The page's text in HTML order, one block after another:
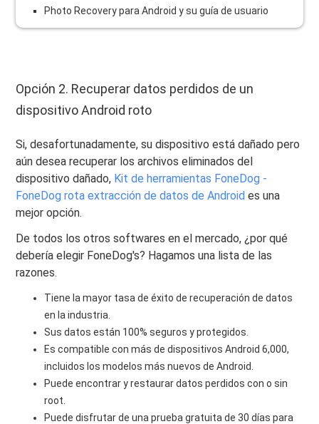
Photo Recovery para Android y su guía de usuario
Opción 2. Recuperar datos perdidos de un
dispositivo Android roto
Si, desafortunadamente, su dispositivo está dañado pero
aún desea recuperar los archivos eliminados del
dispositivo dañado, Kit de herramientas FoneDog -
FoneDog rota extracción de datos de Android es una
mejor opción.
De todos los otros softwares en el mercado, ¿por qué
debería elegir FoneDog's? Hagamos una lista de las
razones.
Tiene la mayor tasa de éxito de recuperación de datos
en la industria.
Sus datos están 100% seguros y protegidos.
Es compatible con más de dispositivos Android 6,000,
incluidos los modelos más nuevos de Android.
Puede encontrar y restaurar datos perdidos con o sin
root.
Puede disfrutar de una prueba gratuita de 30 días para